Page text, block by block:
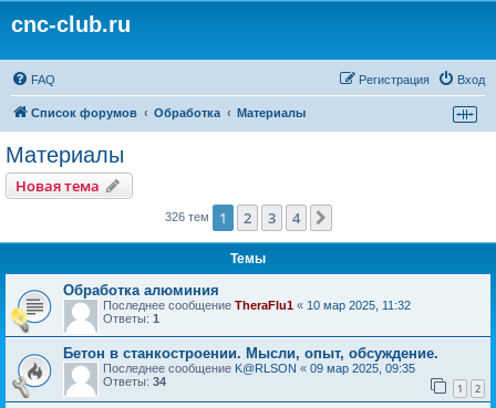
cnc-club.ru
FAQ Вход
Регистрация
Список форумов Обработка Материалы
Материалы
Новая тема
326 тем 1 2 3 4
Темы
Обработка алюминия
Последнее сообщение TheraFlu1 « 10 мар 2025, 11:32
Ответы: 1
Бетон в станкостроении. Мысли, опыт, обсуждение.
Последнее сообщение K@RLSON « 09 мар 2025, 09:35
Ответы: 34 1 2